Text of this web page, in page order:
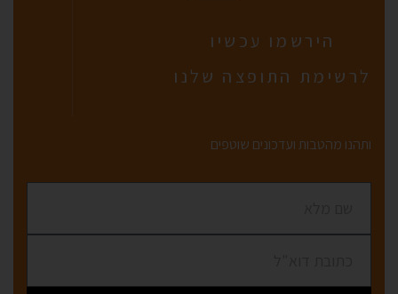
הירשמו עכשיו
לרשימת התופצה שלנו
ותהנו מהטבות ועדכונים שוטפים